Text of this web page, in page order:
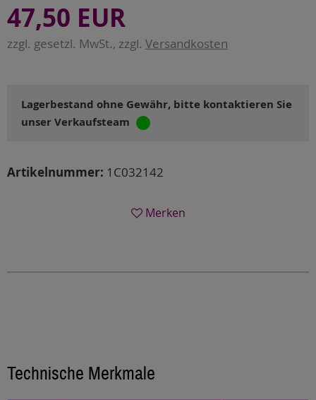
47,50 EUR
zzgl. gesetzl. MwSt., zzgl. Versandkosten
Lagerbestand ohne Gewähr, bitte kontaktieren Sie
unser Verkaufsteam
Artikelnummer: 1C032142
Merken
Technische Merkmale